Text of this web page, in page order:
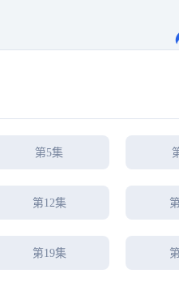
第5集
第12集
第19集